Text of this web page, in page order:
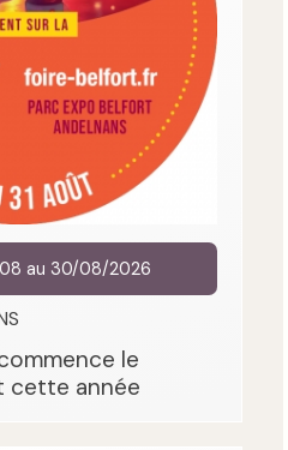
08 au 30/08/2026
le
cette année